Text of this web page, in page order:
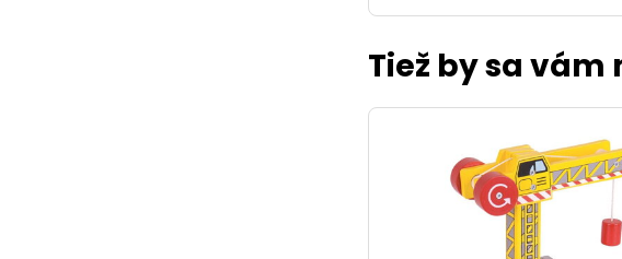
Tiež by sa